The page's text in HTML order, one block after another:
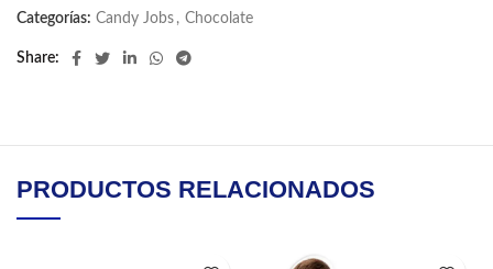
Categorías: Candy Jobs , Chocolate
Share
PRODUCTOS RELACIONADOS